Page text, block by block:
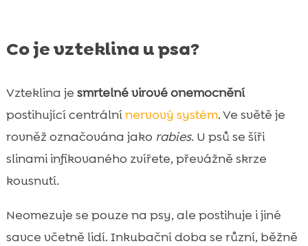
Co je vzteklina u psa?
Vzteklina je smrtelné virové onemocnění
postihující centrálnínervový systém. Ve světě je
rovněž označována jako rabies. U psů se šíři
slinami infikovaného zvířete, převážně skrze
kousnutí.
Neomezuje se pouze na psy, ale postihuje i jiné
savce včetně lidí. Inkubační doba se různí, běžně